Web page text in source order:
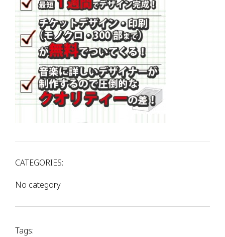
CATEGORIES:
No category
Tags: